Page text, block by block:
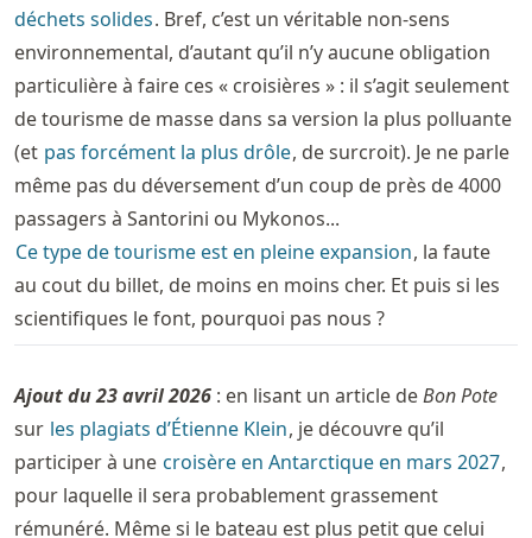
déchets solides. Bref, c’est un véritable non-sens
environnemental, d’autant qu’il n’y aucune obligation
particulière à faire ces « croisières » : il s’agit seulement
de tourisme de masse dans sa version la plus polluante
(et pas forcément la plus drôle, de surcroit). Je ne parle
même pas du déversement d’un coup de près de 4000
passagers à Santorini ou Mykonos...
Ce type de tourisme est en pleine expansion, la faute
au cout du billet, de moins en moins cher. Et puis si les
scientifiques le font, pourquoi pas nous ?
Ajout du 23 avril 2026 : en lisant un article deBon Pote
sur les plagiats d’Étienne Klein, je découvre qu’il
participer à une croisère en Antarctique en mars 2027,
pour laquelle il sera probablement grassement
rémunéré. Même si le bateau est plus petit que celui